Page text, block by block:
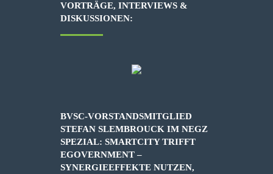
VORTRÄGE, INTERVIEWS &
DISKUSSIONEN:
BVSC-VORSTANDSMITGLIED
STEFAN SLEMBROUCK IM NEGZ
SPEZIAL: SMARTCITY TRIFFT
EGOVERNMENT –
SYNERGIEEFFEKTE NUTZEN,